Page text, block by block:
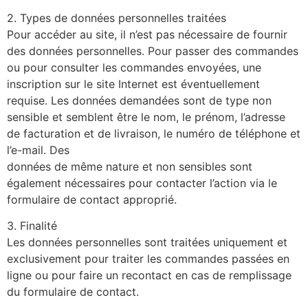
2. Types de données personnelles traitées
Pour accéder au site, il n’est pas nécessaire de fournir
des données personnelles. Pour passer des commandes
ou pour consulter les commandes envoyées, une
inscription sur le site Internet est éventuellement
requise. Les données demandées sont de type non
sensible et semblent être le nom, le prénom, l’adresse
de facturation et de livraison, le numéro de téléphone et
l’e-mail. Des
données de même nature et non sensibles sont
également nécessaires pour contacter l’action via le
formulaire de contact approprié.
3. Finalité
Les données personnelles sont traitées uniquement et
exclusivement pour traiter les commandes passées en
ligne ou pour faire un recontact en cas de remplissage
du formulaire de contact.